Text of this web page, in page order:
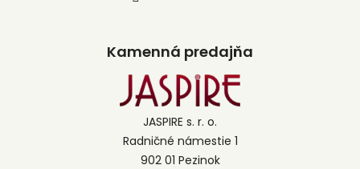
Kamenná predajňa
JASPIRE s. r. o.
Radničné námestie 1
902 01 Pezinok